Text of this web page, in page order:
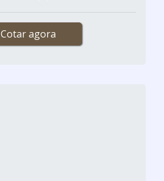
Cotar agora